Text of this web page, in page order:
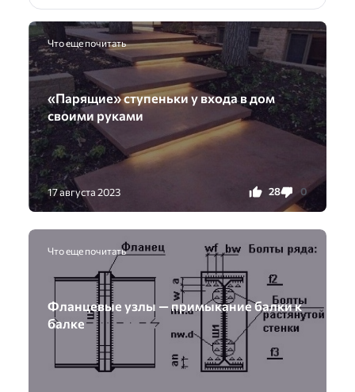
Что еще почитать
«Парящиe» cтyпеньки y вxода в дом
своими pуками
17 августа 2023 28 0
Что еще почитать
Фланцевые узлы — примыкание балки к
балке